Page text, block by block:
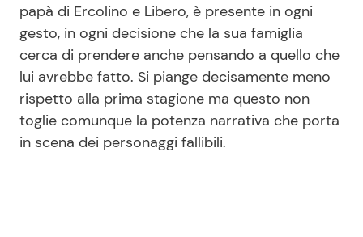
papà di Ercolino e Libero, è presente in ogni
gesto, in ogni decisione che la sua famiglia
cerca di prendere anche pensando a quello che
lui avrebbe fatto. Si piange decisamente meno
rispetto alla prima stagione ma questo non
toglie comunque la potenza narrativa che porta
in scena dei personaggi fallibili.